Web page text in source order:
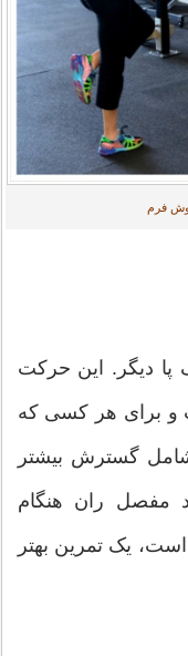
فرم
پا دیگر. این حرکت
و برای هر کسی که
شامل گسترش بیشتر
ران هنگام
یک تمرین بهتر